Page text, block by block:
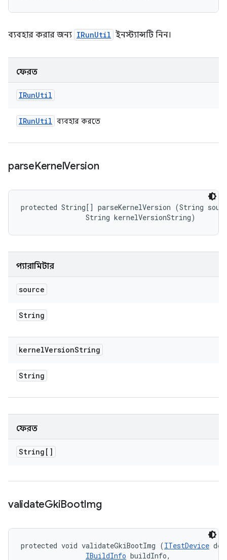
ব্যবহার করার জন্য IRunUtil ইনস্ট্যান্সটি নিন।
ফেরত
IRunUtil
IRunUtil ব্যবহার করতে
parseKernelVersion
protected String[] parseKernelVersion (String
                String kernelVersionString)
প্যারামিটার
source
String
kernelVersionString
String
ফেরত
String[]
validateGkiBootImg
protected void validateGkiBootImg (ITestDevice
IBuildInfo buildInfo,